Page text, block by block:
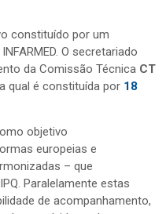
constituído por um
O secretariado
da Comissão Técnica CT
qual é constituída por 18
objetivo
europeias e
– que
Paralelamente estas
de acompanhamento,